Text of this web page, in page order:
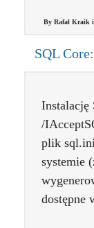
By Rafał Kraik
SQL
Instalację
/
plik
systemie
dostępne